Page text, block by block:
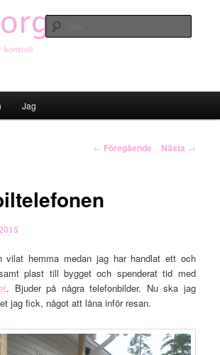
Jag
Inläggsnavigering
← Föregående Nästa →
vilat hemma medan jag har handlat ett och
plast till bygget och spenderat tid med
. Bjuder på några telefonbilder. Nu ska jag
jag fick, något att låna inför resan.